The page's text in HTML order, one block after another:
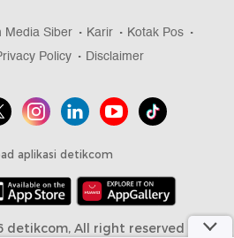
Media Siber Karir
Kotak Pos
Policy Disclaimer
aplikasi detikcom
detikcom, All right reserved